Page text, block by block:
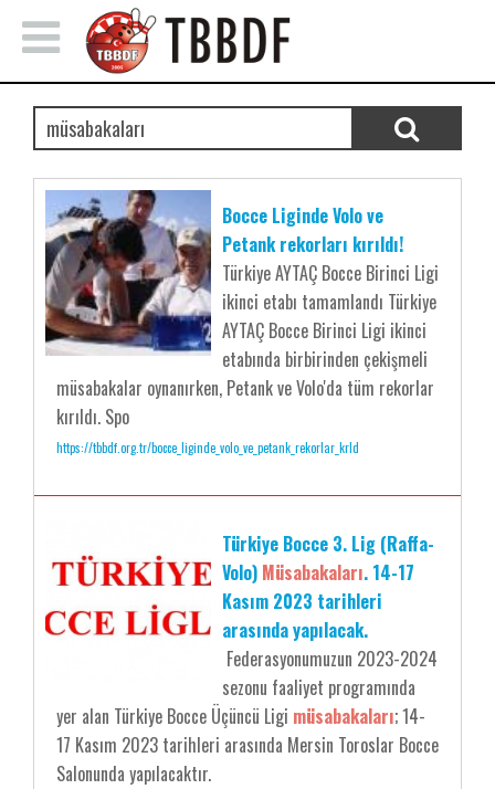
Bocce Liginde Volo ve
Petank rekorları kırıldı!
Türkiye AYTAÇ Bocce Birinci Ligi
ikinci etabı tamamlandı Türkiye
AYTAÇ Bocce Birinci Ligi ikinci
etabında birbirinden çekişmeli
müsabakalar oynanırken, Petank ve Volo'da tüm rekorlar
kırıldı. Spo
https://tbbdf.org.tr/bocce_liginde_volo_ve_petank_rekorlar_krld
Türkiye Bocce 3. Lig (Raffa-
Volo) Müsabakaları. 14-17
Kasım 2023 tarihleri
arasında yapılacak.
Federasyonumuzun 2023-2024
sezonu faaliyet programında
yer alan Türkiye Bocce Üçüncü Ligi müsabakaları; 14-
17 Kasım 2023 tarihleri arasında Mersin Toroslar Bocce
Salonunda yapılacaktır.